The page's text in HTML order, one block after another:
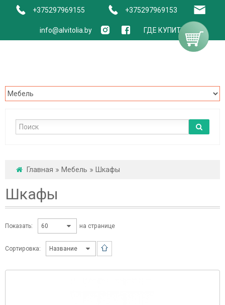
+375297969155 +375297969153
info@alvitolia.by ГДЕ КУПИТЬ
Главная Мебель Шкафы
Шкафы
Показать: на странице
Сортировка: